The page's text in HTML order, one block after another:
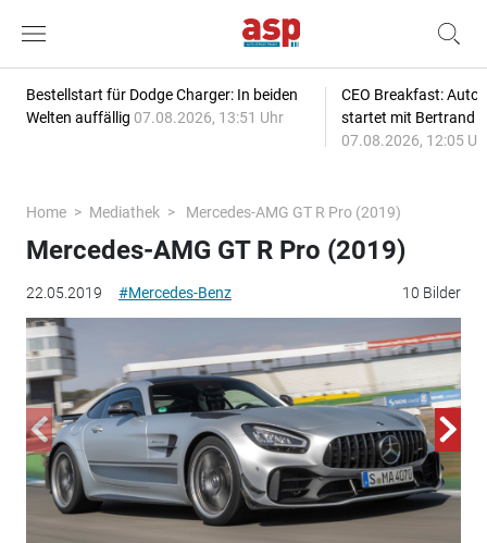
Bestellstart für Dodge Charger: In beiden
Welten auffällig 07.08.2026, 13:51 Uhr
CEO Breakfast:
startet mit Bertrand
07.08.2026, 12:05
Home Mediathek Mercedes-AMG GT R Pro (2019)
22.05.2019 #Mercedes-Benz 10 Bilder
Mercedes-AMG GT R Pro (2019)